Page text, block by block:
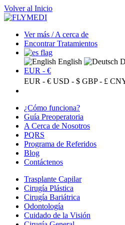
Volver al Inicio
Ver más / A cerca de
Encontrar Tratamientos
English
EUR - €
EUR - € USD - $ GBP - £
¿Cómo funciona?
Guía Preoperatoria
A Cerca de Nosotros
PQRS
Programa de Referidos
Blog
Contáctenos
Trasplante Capilar
Cirugía Plástica
Cirugía Bariátrica
Odontología
Cuidado de la Visión